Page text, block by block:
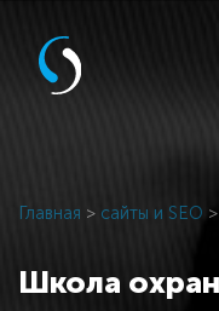
Главная > сайты и SEO
Школа